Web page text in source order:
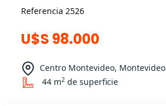
Referencia 2526
U$S 98.000
Centro Montevideo, Montevideo
44 m2 de superficie